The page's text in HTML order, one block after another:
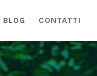
BLOG CONTATTI